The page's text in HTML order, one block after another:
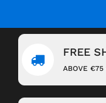
Blechkuchen,
FREE
ABOVE